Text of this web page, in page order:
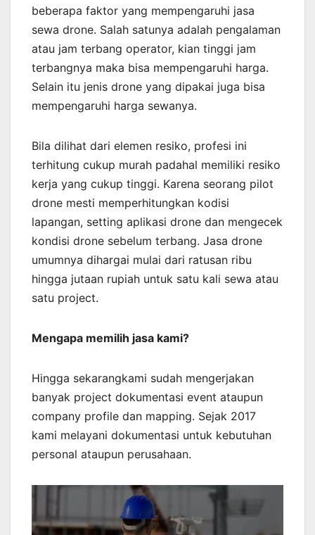
beberapa faktor yang mempengaruhi jasa
sewa drone. Salah satunya adalah pengalaman
atau jam terbang operator, kian tinggi jam
terbangnya maka bisa mempengaruhi harga.
Selain itu jenis drone yang dipakai juga bisa
mempengaruhi harga sewanya.
Bila dilihat dari elemen resiko, profesi ini
terhitung cukup murah padahal memiliki resiko
kerja yang cukup tinggi. Karena seorang pilot
drone mesti memperhitungkan kodisi
lapangan, setting aplikasi drone dan mengecek
kondisi drone sebelum terbang. Jasa drone
umumnya dihargai mulai dari ratusan ribu
hingga jutaan rupiah untuk satu kali sewa atau
satu project.
Mengapa memilih jasa kami?
Hingga sekarangkami sudah mengerjakan
banyak project dokumentasi event ataupun
company profile dan mapping. Sejak 2017
kami melayani dokumentasi untuk kebutuhan
personal ataupun perusahaan.